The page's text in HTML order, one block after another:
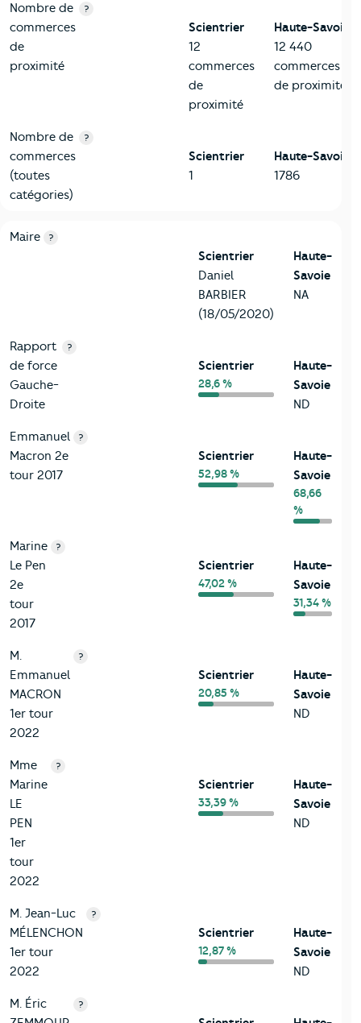
Nombre de
commerces
de
proximité
?
Scientrier
12
commerces
de
proximité
Haute-Savoie
12 440
commerces
de proximité
Nombre de
commerces
(toutes
catégories)
?
Scientrier
1
Haute-Savoie
1786
6-Politique
Critères
Maire ?
Scientrier
Daniel
BARBIER
(18/05/2020)
Haute-
Savoie
NA
Rapport
de force
Gauche-
Droite
?
Scientrier
28,6 %
Haute-
Savoie
ND
Emmanuel
Macron 2e
tour 2017
?
Scientrier
52,98 %
Haute-
Savoie
68,66
%
Marine
Le Pen
2e
tour
2017
?
Scientrier
47,02 %
Haute-
Savoie
31,34 %
M.
Emmanuel
MACRON
1er tour
2022
?
Scientrier
20,85 %
Haute-
Savoie
ND
Mme
Marine
LE
PEN
1er
tour
2022
?
Scientrier
33,39 %
Haute-
Savoie
ND
M. Jean-Luc
MÉLENCHON
1er tour
2022
?
Scientrier
12,87 %
Haute-
Savoie
ND
M. Éric
?